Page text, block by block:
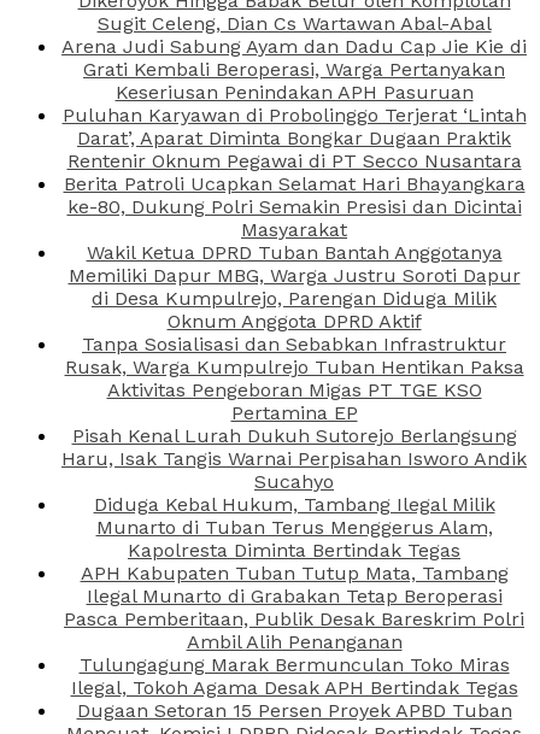
Sugit Celeng, Dian Cs Wartawan Abal-Abal
Arena Judi Sabung Ayam dan Dadu Cap Jie Kie di
Grati Kembali Beroperasi, Warga Pertanyakan
Keseriusan Penindakan APH Pasuruan
Puluhan Karyawan di Probolinggo Terjerat ‘Lintah
Darat’, Aparat Diminta Bongkar Dugaan Praktik
Rentenir Oknum Pegawai di PT Secco Nusantara
Berita Patroli Ucapkan Selamat Hari Bhayangkara
ke-80, Dukung Polri Semakin Presisi dan Dicintai
Masyarakat
Wakil Ketua DPRD Tuban Bantah Anggotanya
Memiliki Dapur MBG, Warga Justru Soroti Dapur
di Desa Kumpulrejo, Parengan Diduga Milik
Oknum Anggota DPRD Aktif
Tanpa Sosialisasi dan Sebabkan Infrastruktur
Rusak, Warga Kumpulrejo Tuban Hentikan Paksa
Aktivitas Pengeboran Migas PT TGE KSO
Pertamina EP
Pisah Kenal Lurah Dukuh Sutorejo Berlangsung
Haru, Isak Tangis Warnai Perpisahan Isworo Andik
Sucahyo
Diduga Kebal Hukum, Tambang Ilegal Milik
Munarto di Tuban Terus Menggerus Alam,
Kapolresta Diminta Bertindak Tegas
APH Kabupaten Tuban Tutup Mata, Tambang
Ilegal Munarto di Grabakan Tetap Beroperasi
Pasca Pemberitaan, Publik Desak Bareskrim Polri
Ambil Alih Penanganan
Tulungagung Marak Bermunculan Toko Miras
Ilegal, Tokoh Agama Desak APH Bertindak Tegas
Dugaan Setoran 15 Persen Proyek APBD Tuban